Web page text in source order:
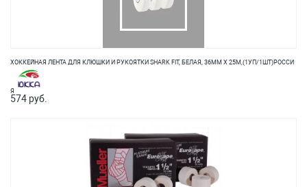
ХОККЕЙНАЯ ЛЕНТА ДЛЯ КЛЮШКИ И РУКОЯТКИ SHARK FIT, БЕЛАЯ, 36ММ Х 25М,(1УП/1ШТ)РОССИ
Я
574 руб.